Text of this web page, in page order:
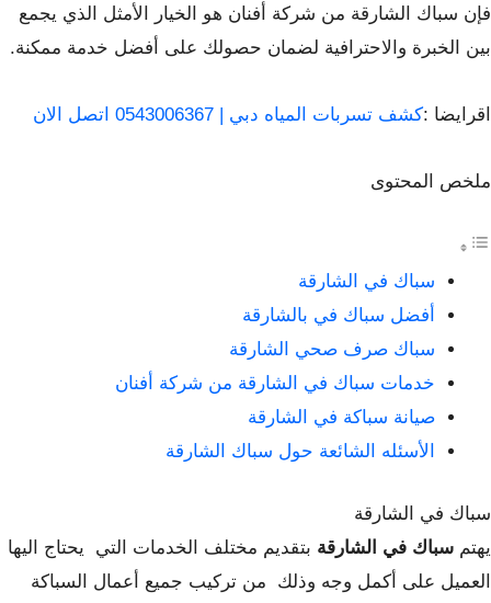
فإن سباك الشارقة من شركة أفنان هو الخيار الأمثل الذي يجمع
بين الخبرة والاحترافية لضمان حصولك على أفضل خدمة ممكنة.
اقرايضا :كشف تسربات المياه دبي | 0543006367 اتصل الان
ملخص المحتوى
سباك في الشارقة
أفضل سباك في بالشارقة
سباك صرف صحي الشارقة
خدمات سباك في الشارقة من شركة أفنان
صيانة سباكة في الشارقة
الأسئله الشائعة حول سباك الشارقة
سباك في الشارقة
يهتم سباك في الشارقة بتقديم مختلف الخدمات التي يحتاج اليها
العميل على أكمل وجه وذلك من تركيب جميع أعمال السباكة